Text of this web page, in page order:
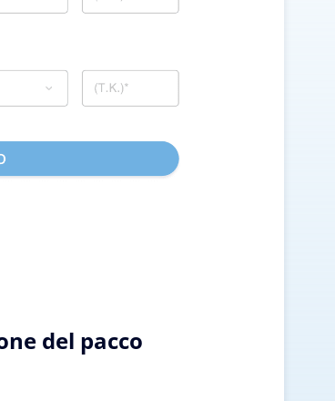
del pacco